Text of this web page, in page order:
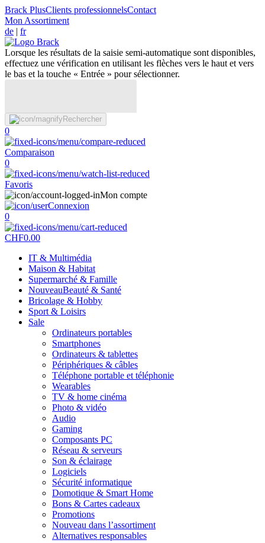
Brack PlusClients professionnelsContact
Mon Assortiment
de | fr
Lorsque les résultats de la saisie semi-automatique sont disponibles,
effectuez une vérification en utilisant les flèches vers le haut et vers
le bas et la touche « Entrée » pour sélectionner.
Rechercher
0
Comparaison
0
Favoris
Mon compte
Connexion
0
CHF0.00
IT & Multimédia
Maison & Habitat
Supermarché & Famille
NouveauBeauté & Santé
Bricolage & Hobby
Sport & Loisirs
Sale
Ordinateurs portables
Smartphones
Ordinateurs & tablettes
Périphériques & câbles
Téléphone portable et téléphonie
Wearables
TV & home cinéma
Photo & vidéo
Audio
Gaming
Composants PC
Réseau & serveurs
Son & éclairage
Logiciels
Sécurité informatique
Domotique & Smart Home
Bons & Cartes cadeaux
Promotions
Nouveau dans l’assortiment
Alternatives responsables